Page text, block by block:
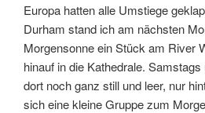
Europa hatten alle Umstiege
Durham stand ich am nächsten
Morgensonne ein Stück am River
hinauf in die Kathedrale.
dort noch ganz still und leer, nur
sich eine kleine Gruppe zum